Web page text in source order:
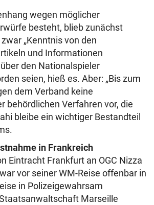
wegen möglicher
besteht, blieb zunächst
„Kenntnis von den
und Informationen
den Nationalspieler
seien, hieß es. Aber: „Bis zum
dem Verband keine
behördlichen Verfahren vor, die
bleibe ein wichtiger Bestandteil
in Frankreich
Eintracht Frankfurt an OGC Nizza
vor seiner WM-Reise offenbar in
in Polizeigewahrsam
Marseille